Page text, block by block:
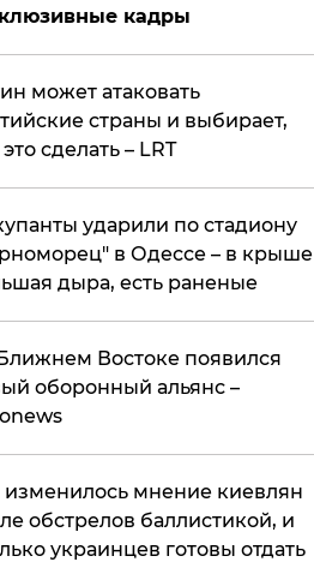
кадры
может атаковать
страны и выбирает,
сделать – LRT
ударили по стадиону
в Одессе – в крыше
дыра, есть раненые
Востоке появился
оборонный альянс –
изменилось мнение киевлян
обстрелов баллистикой, и
украинцев готовы отдать